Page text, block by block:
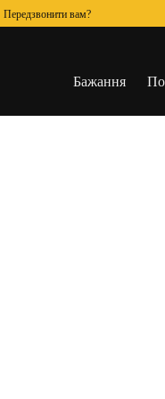
Передзвонити вам?
Бажання